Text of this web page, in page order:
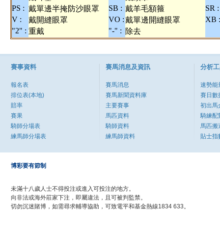
PS : 戴單邊半掩防沙眼罩 SB : 戴羊毛額箍
SR :
V :
戴開縫眼罩 VO :戴單邊開縫眼罩
XB :
"2" : 重戴 "-" : 除去
賽事資料
報名表
排位表(本地)
賠率
賽果
騎師分場表
練馬師分場表
賽馬消息及資訊
賽馬消息
賽馬新聞資料庫
主要賽事
馬匹資料
騎師資料
練馬師資料
分析
速勢能
賽日數
初出馬
騎練配
馬匹搬
貼士指
博彩要有節制
未滿十八歲人士不得投注或進入可投注的地方。
向非法或海外莊家下注，即屬違法，且可被判監禁。
切勿沉迷賭博，如需尋求輔導協助，可致電平和基金熱線1834 633。